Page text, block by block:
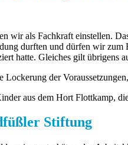
wir als Fachkraft einstellen.
durften und dürfen wir
hatte. Gleiches gilt übrigens
der
Stiftung